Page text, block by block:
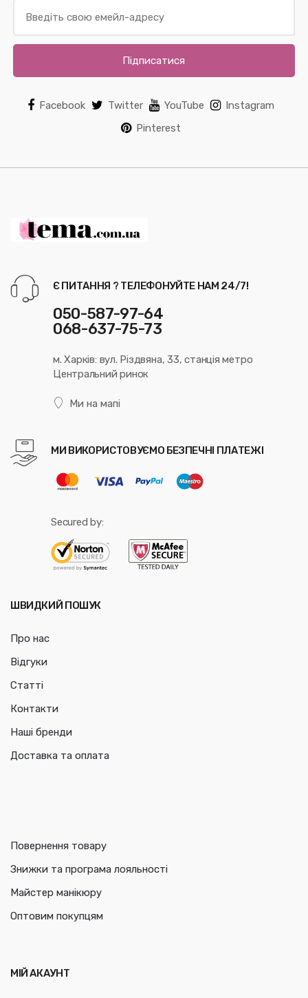
Підписатися
Facebook Twitter YouTube
Instagram
Pinterest
Є ПИТАННЯ ? ТЕЛЕФОНУЙТЕ НАМ 24/7!
050-587-97-64
068-637-75-73
м. Харків: вул. Різдвяна, 33, станція метро
Центральний ринок
Ми на мапі
МИ ВИКОРИСТОВУЄМО БЕЗПЕЧНІ ПЛАТЕЖІ
Secured by:
ШВИДКИЙ ПОШУК
Про нас
Відгуки
Статті
Контакти
Наші бренди
Доставка та оплата
Повернення товару
Знижки та програма лояльності
Майстер манікюру
Оптовим покупцям
МІЙ АКАУНТ